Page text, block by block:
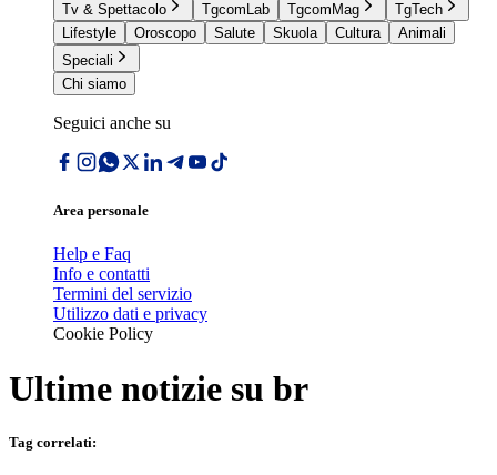
Tv & Spettacolo
TgcomLab TgcomMag
TgTech
Lifestyle
Oroscopo Salute Skuola Cultura
Animali
Speciali
Chi siamo
Seguici anche su
Area personale
Help e Faq
Info e contatti
Termini del servizio
Utilizzo dati e privacy
Cookie Policy
Ultime notizie su br
Tag correlati: